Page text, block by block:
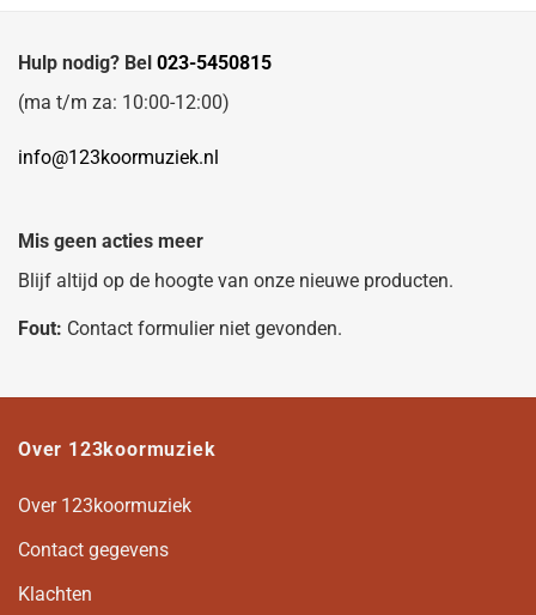
Hulp nodig? Bel 023-5450815
(ma t/m za: 10:00-12:00)
info@123koormuziek.nl
Mis geen acties meer
Blijf altijd op de hoogte van onze nieuwe producten.
Fout: Contact formulier niet gevonden.
Over 123koormuziek
Over 123koormuziek
Contact gegevens
Klachten